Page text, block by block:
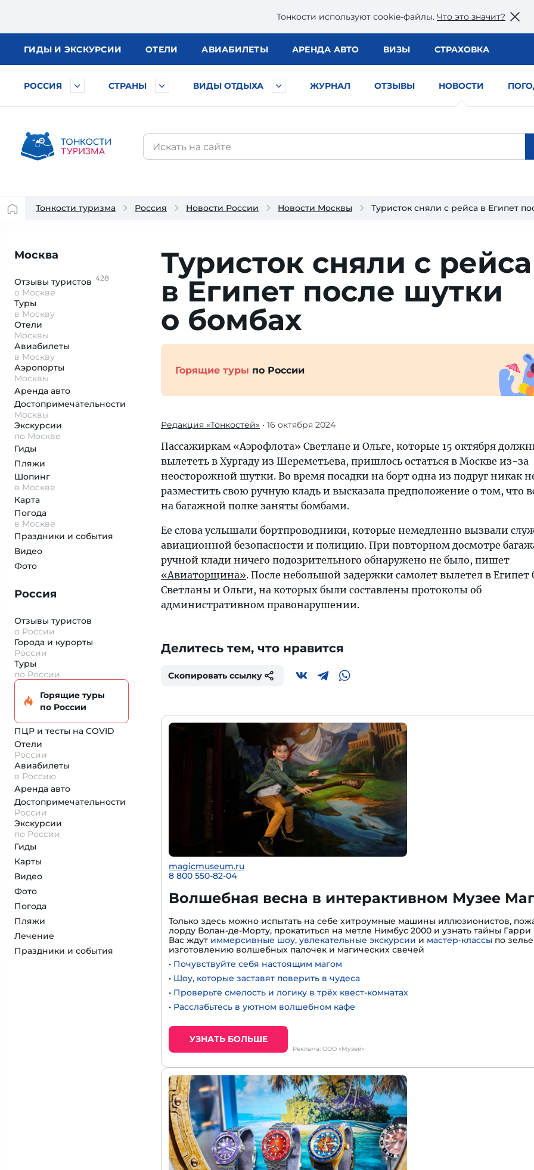
Тонкости используют сookie-файлы. Что это значит?
ГИДЫ И ЭКСКУРСИИ ОТЕЛИ АВИАБИЛЕТЫ АРЕНДА АВТО ВИЗЫ СТРАХОВКА
РОССИЯ СТРАНЫ ВИДЫ ОТДЫХА ЖУРНАЛ ОТЗЫВЫ НОВОСТИ
Тонкости туризма Россия Новости России Новости Москвы Туристок сняли с рейса в Египет
Москва
Отзывы туристов 428
о Москве
Туры
в Москву
Отели
Москвы
Авиабилеты
в Москву
Аэропорты
Москвы
Аренда авто
Достопримеча­тельности
Москвы
Экскурсии
по Москве
Гиды
Пляжи
Шопинг
в Москве
Карта
Погода
в Москве
Праздники и события
Видео
Фото
Россия
Отзывы туристов
о России
Города и курорты
России
Туры
по России
Горящие туры
по России
ПЦР и тесты на COVID
Отели
России
Авиабилеты
в Россию
Аренда авто
Достопримеча­тельности
России
Экскурсии
по России
Гиды
Карты
Видео
Фото
Погода
Пляжи
Лечение
Праздники и события
Туристок сняли с рейса
в Еги­пет после шутки
о бомбах
Горящие туры по России
Редакция «Тонкостей» • 16 октября 2024
Пассажиркам «Аэрофлота» Светлане и Ольге, которые 15 октября
вылететь в Хургаду из Шереметьева, пришлось остаться в Москве из-за
неосторожной шутки. Во время посадки на борт одна из подруг никак
разместить свою ручную кладь и высказала предположение о том, что
на багажной полке заняты бомбами.
Ее слова услышали бортпроводники, которые немедленно вызвали
авиационной безопасности и полицию. При повторном досмотре
ручной клади ничего подозрительного обнаружено не было, пишет
«Авиаторщина». После небольшой задержки самолет вылетел в Египет
Светланы и Ольги, на которых были составлены протоколы об
административном правонарушении.
Делитесь тем, что нравится
Скопировать ссылку
magicmuseum.ru
8 800 550-82-04
Волшебная весна в интерактивном Музее
Только здесь можно испытать на себе хитроумные машины иллюзионистов,
лорду Волан-де-Морту, прокатиться на метле Нимбус 2000 и узнать тайны Гарри
Вас ждут иммерсивные шоу, увлекательные экскурсии и мастер-классы по
изготовлению волшебных палочек и магических свечей
• Почувствуйте себя настоящим магом
• Шоу, которые заставят поверить в чудеса
• Проверьте смелость и логику в трёх квест-комнатах
• Расслабьтесь в уютном волшебном кафе
УЗНАТЬ БОЛЬШЕ
Реклама: ООО «Музей»